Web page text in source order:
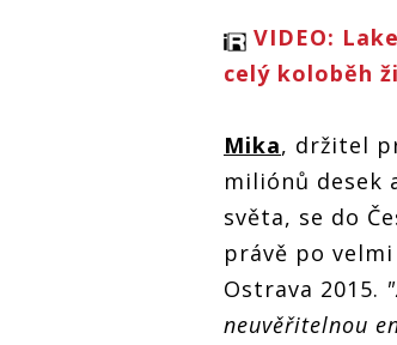
VIDEO:
celý koloběh
Mika, držitel
miliónů desek
světa, se do
právě po
Ostrava 2015.
neuvěřitelnou